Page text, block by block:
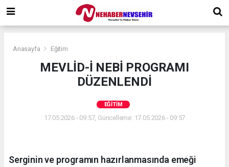
Anasayfa Eğitim
MEVLİD-İ NEBİ PROGRAMI
DÜZENLENDİ
EĞITIM
17.05.2026 - 09:57, Güncelleme: 17.05.2026 - 09:57
Serginin ve programın hazırlanmasında emeği